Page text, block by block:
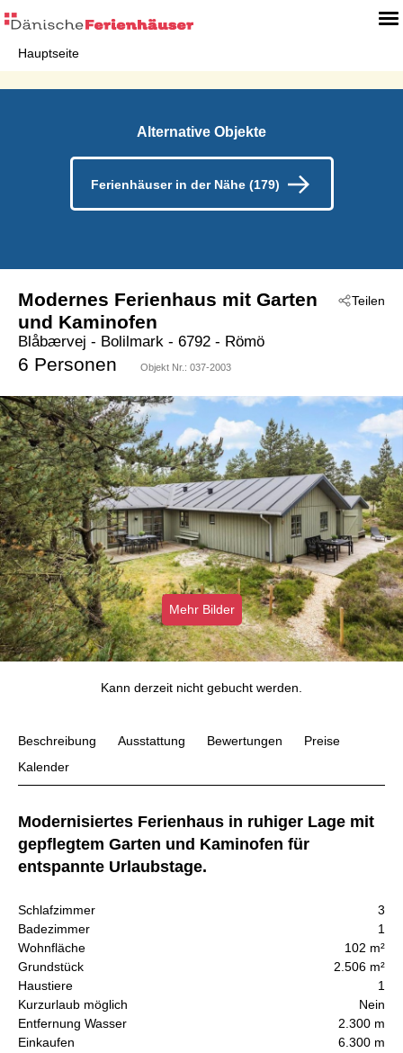
Hauptseite
Alternative Objekte
Ferienhäuser in der Nähe (179)
Teilen
Modernes Ferienhaus mit Garten
und Kaminofen
Blåbærvej - Bolilmark - 6792 - Römö
6 Personen Objekt Nr.: 037-2003
Mehr Bilder
Kann derzeit nicht gebucht werden.
Beschreibung Ausstattung Bewertungen
Preise
Kalender
Modernisiertes Ferienhaus in ruhiger Lage mit
gepflegtem Garten und Kaminofen für
entspannte Urlaubstage.
Schlafzimmer
3
Badezimmer
1
Wohnfläche
102 m²
Grundstück
2.506 m²
Haustiere
1
Kurzurlaub möglich
Nein
Entfernung Wasser
2.300 m
Einkaufen
6.300 m